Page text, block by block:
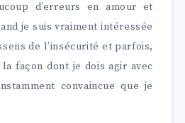
d’erreurs en amour et
je suis vraiment intéressée
de l’insécurité et parfois,
façon dont je dois agir avec
convaincue que je